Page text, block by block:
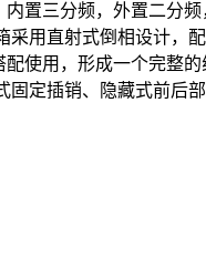
置三分频，外置二分频
采用直射式倒相设计，
使用，形成一个完整
固定插销、隐藏式前后